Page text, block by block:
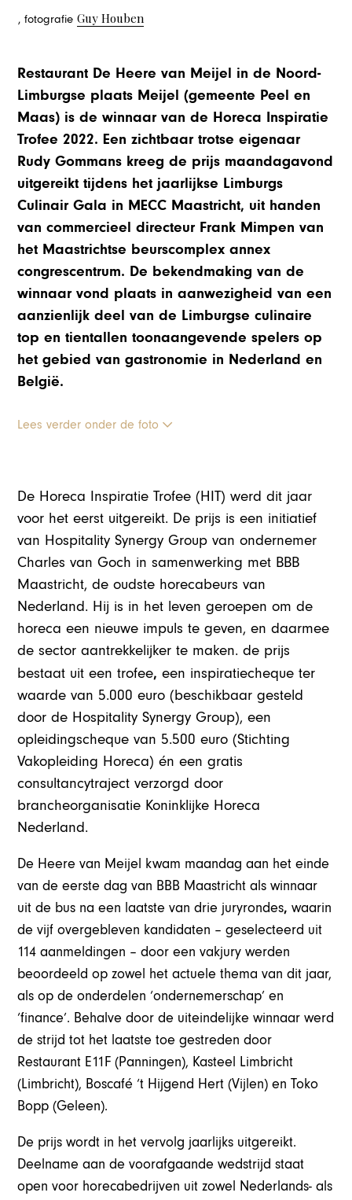
, fotografieGuy Houben
Restaurant De Heere van Meijel in de Noord-
Limburgse plaats Meijel (gemeente Peel en
Maas) is de winnaar van de Horeca Inspiratie
Trofee 2022. Een zichtbaar trotse eigenaar
Rudy Gommans kreeg de prijs maandagavond
uitgereikt tijdens het jaarlijkse Limburgs
Culinair Gala in MECC Maastricht, uit handen
van commercieel directeur Frank Mimpen van
het Maastrichtse beurscomplex annex
congrescentrum. De bekendmaking van de
winnaar vond plaats in aanwezigheid van een
aanzienlijk deel van de Limburgse culinaire
top en tientallen toonaangevende spelers op
het gebied van gastronomie in Nederland en
België.
Lees verder onder de foto
De Horeca Inspiratie Trofee (HIT) werd dit jaar
voor het eerst uitgereikt. De prijs is een initiatief
van Hospitality Synergy Group van ondernemer
Charles van Goch in samenwerking met BBB
Maastricht, de oudste horecabeurs van
Nederland. Hij is in het leven geroepen om de
horeca een nieuwe impuls te geven, en daarmee
de sector aantrekkelijker te maken. de prijs
bestaat uit een trofee, een inspiratiecheque ter
waarde van 5.000 euro (beschikbaar gesteld
door de Hospitality Synergy Group), een
opleidingscheque van 5.500 euro (Stichting
Vakopleiding Horeca) én een gratis
consultancytraject verzorgd door
brancheorganisatie Koninklijke Horeca
Nederland.
De Heere van Meijel kwam maandag aan het einde
van de eerste dag van BBB Maastricht als winnaar
uit de bus na een laatste van drie juryrondes,waarin
de vijf overgebleven kandidaten – geselecteerd uit
114 aanmeldingen – door een vakjury werden
beoordeeld op zowel het actuele thema van dit jaar,
als op de onderdelen ‘ondernemerschap’ en
‘finance’. Behalve door de uiteindelijke winnaar werd
de strijd tot het laatste toe gestreden door
Restaurant E11F (Panningen), Kasteel Limbricht
(Limbricht), Boscafé ‘t Hijgend Hert (Vijlen) en Toko
Bopp (Geleen).
De prijs wordt in het vervolg jaarlijks uitgereikt.
Deelname aan de voorafgaande wedstrijd staat
open voor horecabedrijven uit zowel Nederlands- als